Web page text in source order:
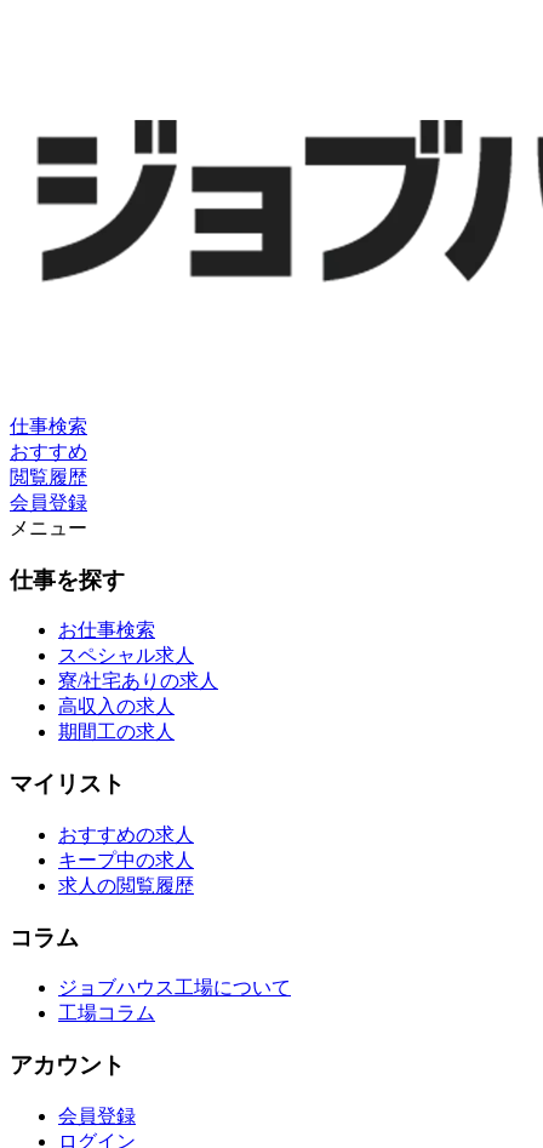
仕事検索
おすすめ
閲覧履歴
会員登録
メニュー
仕事を探す
お仕事検索
スペシャル求人
寮/社宅ありの求人
高収入の求人
期間工の求人
マイリスト
おすすめの求人
キープ中の求人
求人の閲覧履歴
コラム
ジョブハウス工場について
工場コラム
アカウント
会員登録
ログイン